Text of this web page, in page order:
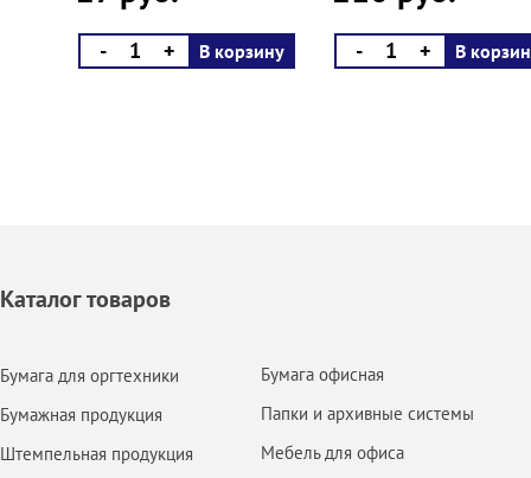
- + В корзину - + В
Каталог товаров
Бумага для оргтехники
Бумажная продукция
Штемпельная продукция
Бумага офисная
Папки и архивные системы
Мебель для офиса